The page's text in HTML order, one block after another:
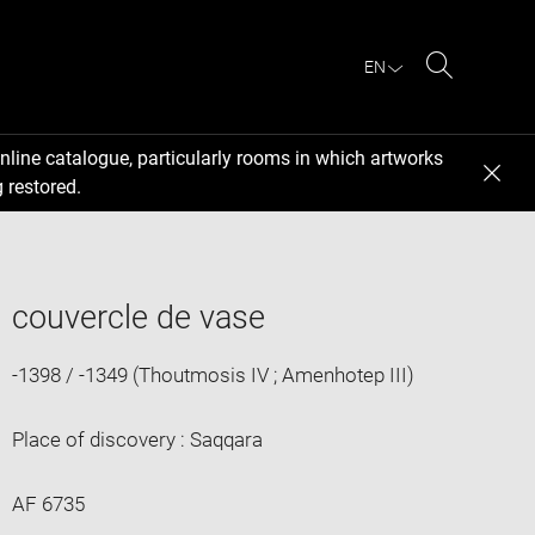
EN
catalogue, particularly rooms in which artworks
restored.
couvercle de vase
-1398 / -1349 (Thoutmosis IV ; Amenhotep III)
Place of discovery : Saqqara
AF 6735